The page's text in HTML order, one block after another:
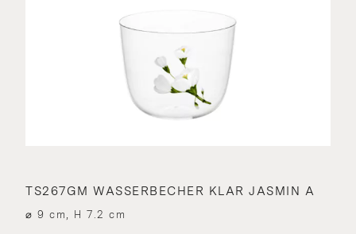
TS267GM WASSERBECHER KLAR JASMIN A
⌀ 9 cm, H 7.2 cm